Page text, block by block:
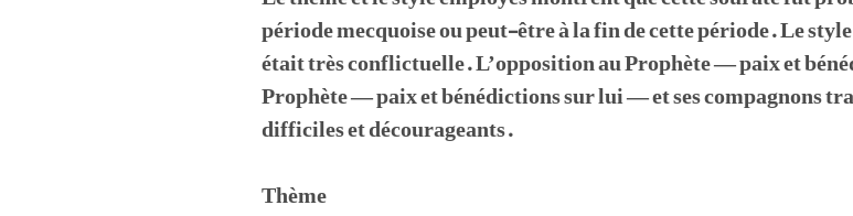
période mecquoise ou peut-être à la fin de cette période. Le
était très conflictuelle. L’opposition au Prophète — paix et
Prophète — paix et bénédictions sur lui — et ses compagnons
difficiles et décourageants.
Thème